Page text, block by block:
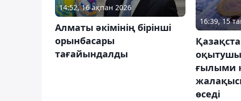
14:52, 16 ақпан 2026
Алматы әкімінің бірінші
орынбасары
тағайындалды
16:39, 15
ғылыми
өседі